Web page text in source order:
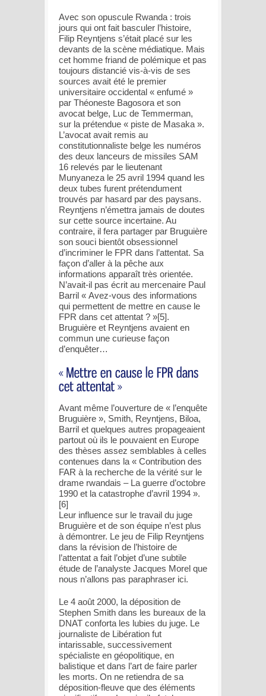
Avec son opuscule Rwanda : trois
jours qui ont fait basculer l’histoire,
Filip Reyntjens s’était placé sur les
devants de la scène médiatique. Mais
cet homme friand de polémique et pas
toujours distancié vis-à-vis de ses
sources avait été le premier
universitaire occidental « enfumé »
par Théoneste Bagosora et son
avocat belge, Luc de Temmerman,
sur la prétendue « piste de Masaka ».
L’avocat avait remis au
constitutionnaliste belge les numéros
des deux lanceurs de missiles SAM
16 relevés par le lieutenant
Munyaneza le 25 avril 1994 quand les
deux tubes furent prétendument
trouvés par hasard par des paysans.
Reyntjens n’émettra jamais de doutes
sur cette source incertaine. Au
contraire, il fera partager par Bruguière
son souci bientôt obsessionnel
d’incriminer le FPR dans l’attentat. Sa
façon d’aller à la pêche aux
informations apparaît très orientée.
N’avait-il pas écrit au mercenaire Paul
Barril « Avez-vous des informations
qui permettent de mettre en cause le
FPR dans cet attentat ? »[5].
Bruguière et Reyntjens avaient en
commun une curieuse façon
d’enquêter…
Avant même l’ouverture de « l’enquête
Bruguière », Smith, Reyntjens, Biloa,
Barril et quelques autres propageaient
partout où ils le pouvaient en Europe
des thèses assez semblables à celles
contenues dans la « Contribution des
FAR à la recherche de la vérité sur le
drame rwandais – La guerre d’octobre
1990 et la catastrophe d’avril 1994 ».
[6]
Leur influence sur le travail du juge
Bruguière et de son équipe n’est plus
à démontrer. Le jeu de Filip Reyntjens
dans la révision de l’histoire de
l’attentat a fait l’objet d’une subtile
étude de l’analyste Jacques Morel que
nous n’allons pas paraphraser ici.
Le 4 août 2000, la déposition de
Stephen Smith dans les bureaux de la
DNAT conforta les lubies du juge. Le
journaliste de Libération fut
intarissable, successivement
spécialiste en géopolitique, en
balistique et dans l’art de faire parler
les morts. On ne retiendra de sa
déposition-fleuve que des éléments